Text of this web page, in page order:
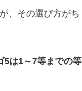
、その選び方がち
5は1～7等までの等